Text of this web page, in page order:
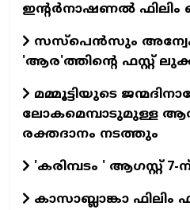
ഇന്റര്‍നാഷണല്‍ ഫിലിം
സസ്പെന്‍സും
'ആര'ത്തിന്റെ ഫസ്റ്റ്
മമ്മൂട്ടിയുടെ
ലോകമെമ്പാടുമുള്ള
രക്തദാനം നടത്തും
'കരിമ്പടം ' ആഗസ്റ്റ് 7-
കാസാബ്ലാങ്കാ